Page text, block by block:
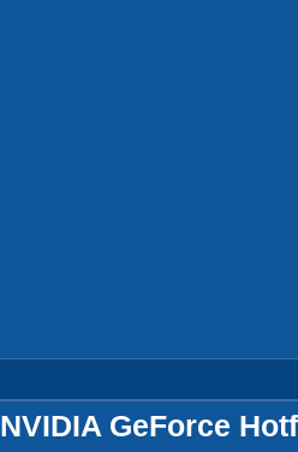
NVIDIA GeForce